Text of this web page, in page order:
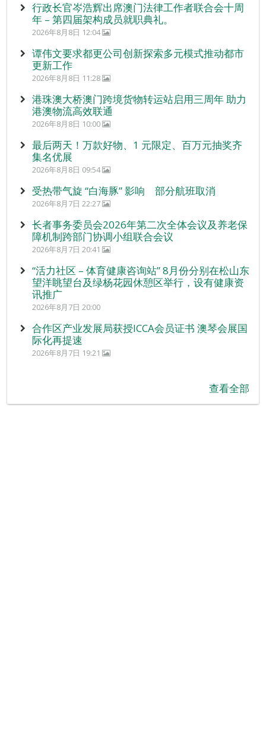
行政长官岑浩辉出席澳门法律工作者联合会十周
年 – 第四届架构成员就职典礼。
2026年8月8日 12:04
谭伟文要求都更公司创新探索多元模式推动都市
更新工作
2026年8月8日 11:28
港珠澳大桥澳门跨境货物转运站启用三周年 助力
港澳物流高效联通
2026年8月8日 10:00
最后两天！万款好物、1 元限定、百万元抽奖齐
集名优展
2026年8月8日 09:54
受热带气旋 “白海豚” 影响 部分航班取消
2026年8月7日 22:27
长者事务委员会2026年第二次全体会议及养老保
障机制跨部门协调小组联合会议
2026年8月7日 20:41
“活力社区 – 体育健康咨询站” 8月份分别在松山东
望洋眺望台及绿杨花园休憩区举行，设有健康资
讯推广
2026年8月7日 20:00
合作区产业发展局获授ICCA会员证书 澳琴会展国
际化再提速
2026年8月7日 19:21
查看全部